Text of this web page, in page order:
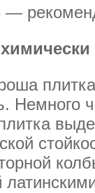
—
Немного